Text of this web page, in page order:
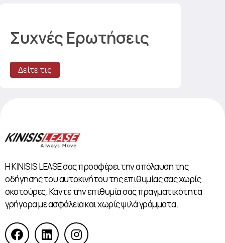
Συχνές Ερωτήσεις
Δείτε τις
Η KINISIS LEASE σας προσφέρει την απόλαυση της
οδήγησης του αυτοκινήτου της επιθυμίας σας χωρίς
σκοτούρες. Κάντε την επιθυμία σας πραγματικότητα
γρήγορα με ασφάλεια και χωρίς ψιλά γράμματα.